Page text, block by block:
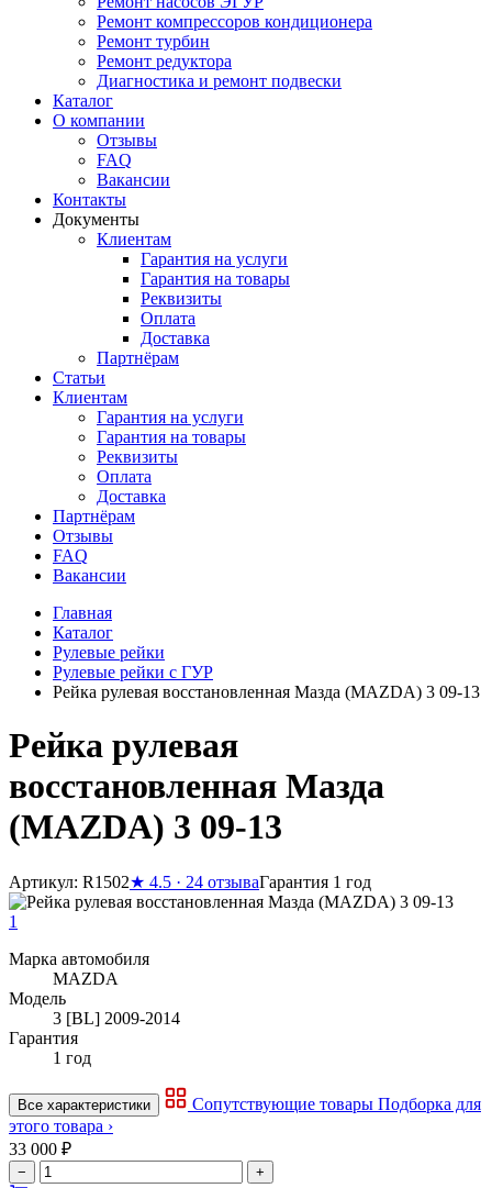
Ремонт компрессоров кондиционера
Ремонт турбин
Ремонт редуктора
Диагностика и ремонт подвески
Каталог
О компании
Отзывы
FAQ
Вакансии
Контакты
Документы
Клиентам
Гарантия на услуги
Гарантия на товары
Реквизиты
Оплата
Доставка
Партнёрам
Статьи
Клиентам
Гарантия на услуги
Гарантия на товары
Реквизиты
Оплата
Доставка
Партнёрам
Отзывы
FAQ
Вакансии
Главная
Каталог
Рулевые рейки
Рулевые рейки с ГУР
Рейка рулевая восстановленная Мазда (MAZDA) 3 09-13
Рейка рулевая
восстановленная Мазда
(MAZDA) 3 09-13
Артикул: R1502★ 4.5 · 24 отзываГарантия 1 год
1
Марка автомобиля
MAZDA
Модель
3 [BL] 2009-2014
Гарантия
1 год
Все характеристики Сопутствующие товары Подборка для
этого товара ›
33 000 ₽
− +